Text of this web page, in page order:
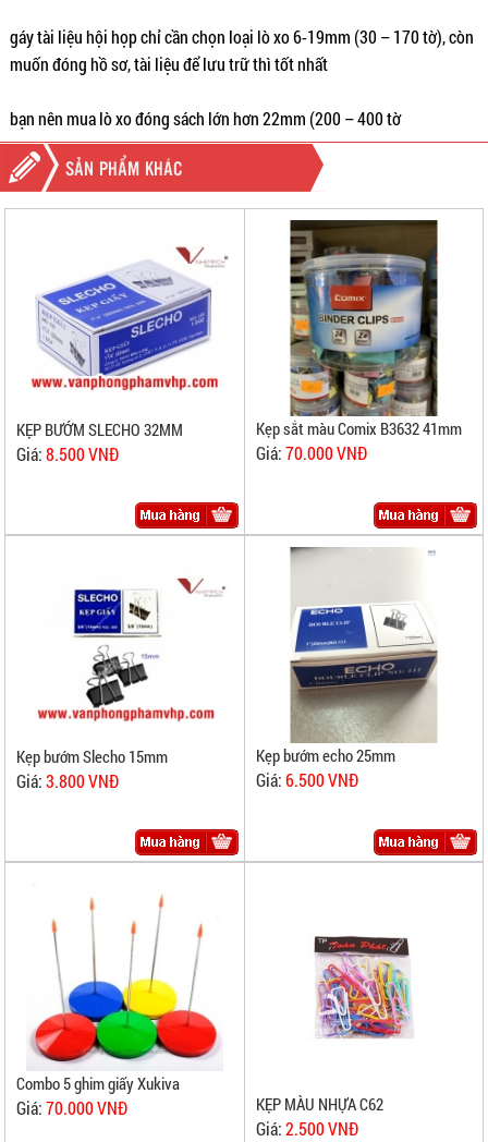
gáy tài liệu hội họp chỉ cần chọn loại lò xo 6-19mm (30 – 170 tờ), còn
muốn đóng hồ sơ, tài liệu để lưu trữ thì tốt nhất
bạn nên mua lò xo đóng sách lớn hơn 22mm (200 – 400 tờ
SẢN PHẨM KHÁC
KẸP BƯỚM SLECHO 32MM
Giá:8.500 VNĐ
Kẹp sắt màu Comix B3632 41mm
Giá:70.000 VNĐ
Kẹp bướm Slecho 15mm
Giá:3.800 VNĐ
Kẹp bướm echo 25mm
Giá:6.500 VNĐ
Combo 5 ghim giấy Xukiva
Giá:70.000 VNĐ KẸP MÀU NHỰA C62
Giá:2.500 VNĐ